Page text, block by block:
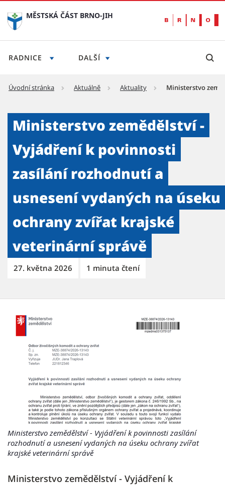
MĚSTSKÁ ČÁST BRNO-JIH
RADNICE DALŠÍ
Úvodní stránka Aktuálně Aktuality Ministerstvo
Ministerstvo zemědělství -
Vyjádření k povinnosti
zasílání rozhodnutí a
usnesení vydaných na úseku
ochrany zvířat krajské
veterinární správě
27. května 2026 1 minuta čtení
Ministerstvo zemědělství - Vyjádření k povinnosti zasílání
rozhodnutí a usnesení vydaných na úseku ochrany zvířat
krajské veterinární správě
Ministerstvo zemědělství - Vyjádření k